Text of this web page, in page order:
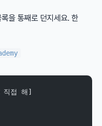
을 통째로 던지세요. 한
직접 해]